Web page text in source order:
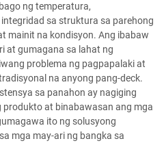
ng temperatura,
sa struktura sa parehong
mainit na kondisyon. Ang ibabaw
at gumagana sa lahat ng
problema ng pagpapalaki at
na anyong pang-deck.
sa panahon ay nagiging
produkto at binabawasan ang mga
ito ng solusyong
mga may-ari ng bangka sa